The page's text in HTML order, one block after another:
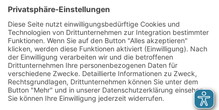
Kategorie:
Sortieren nach:
gleichzeitig
Ansicht: